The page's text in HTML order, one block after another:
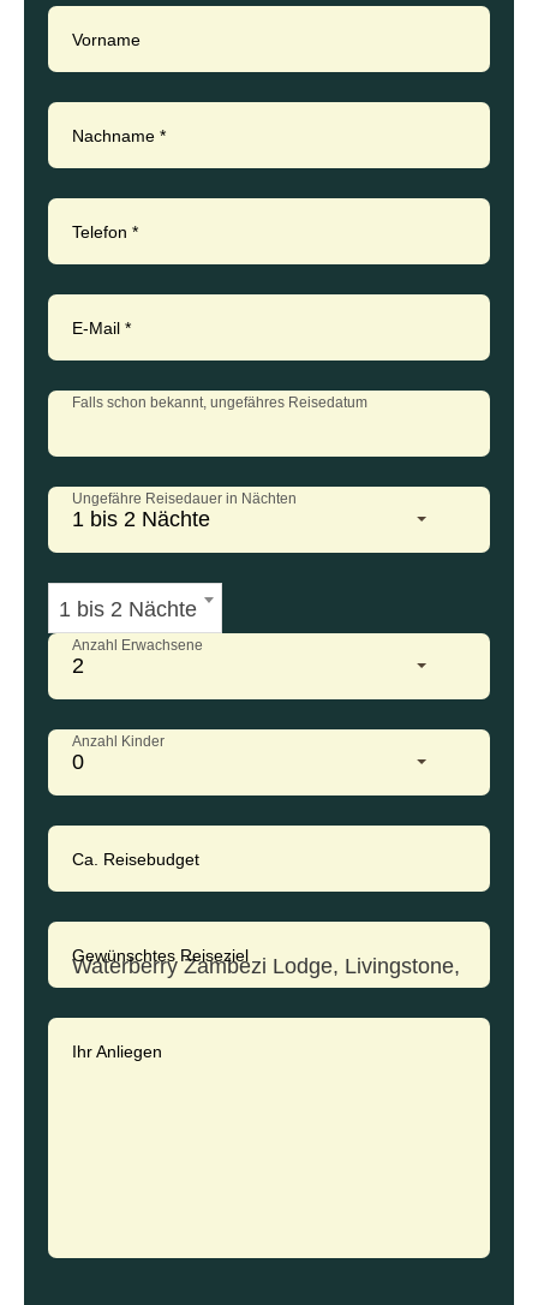
Vorname
Nachname *
Telefon *
E-Mail *
Falls schon bekannt, ungefähres Reisedatum
Ungefähre Reisedauer in Nächten
1 bis 2 Nächte
1 bis 2 Nächte
Anzahl Erwachsene
2
Anzahl Kinder
0
Ca. Reisebudget
Gewünschtes Reiseziel
Ihr Anliegen